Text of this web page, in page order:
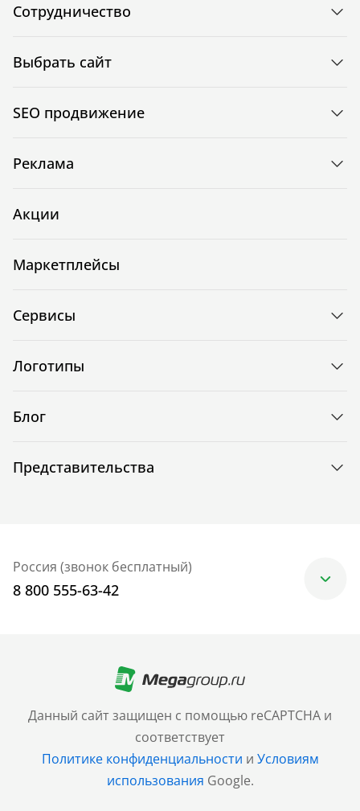
Данный сайт защищен с помощью reCAPTCHA и
соответствует
Политике конфиденциальности и Условиям
использования Google.
Сотрудничество
Выбрать сайт
SEO продвижение
Реклама
Акции
Маркетплейсы
Сервисы
Логотипы
Блог
Представительства
Россия (звонок бесплатный)
8 800 555-63-42
+7 (499) 705-30-10
Санкт-Петербург
+7 (812) 600-77-33
Барнаул
+7 (961) 999-93-93